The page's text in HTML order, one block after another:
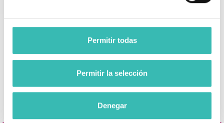
Permitir todas
Permitir la selección
Denegar
Cama Articulada Eléctrica
Con Elevador X'PRIM 3
954,00 €
0 opiniones
Mesa Para Cama Ajustable
55,90 €
0 opiniones